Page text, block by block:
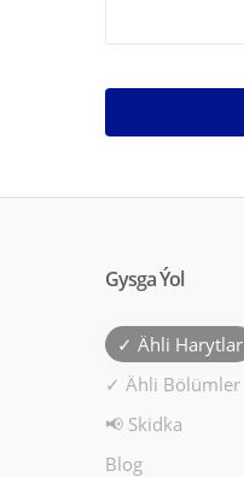
Gysga Ýol
✓ Ähli Harytlar
✓ Ähli Bölümler
📢 Skidka
Blog